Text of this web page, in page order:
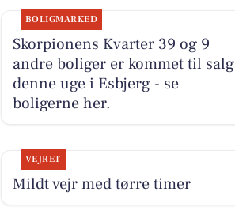
BOLIGMARKED
Skorpionens Kvarter 39 og 9
andre boliger er kommet til salg
denne uge i Esbjerg - se
boligerne her.
VEJRET
Mildt vejr med tørre timer